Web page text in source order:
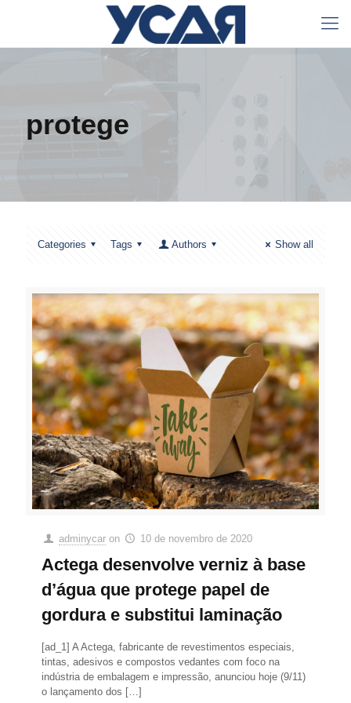
protege
Categories Tags Authors Show all
adminycar on 10 de novembro de 2020
Actega desenvolve verniz à base
d’água que protege papel de
gordura e substitui laminação
[ad_1] A Actega, fabricante de revestimentos especiais,
tintas, adesivos e compostos vedantes com foco na
indústria de embalagem e impressão, anunciou hoje (9/11)
o lançamento dos […]